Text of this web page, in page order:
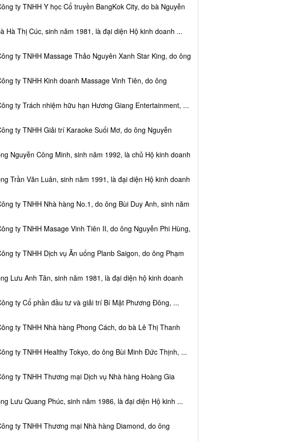
ty TNHH Y học Cổ truyền BangKok City, do bà Nguyễn
Hà Thị Cúc, sinh năm 1981, là đại diện Hộ kinh doanh ...
ty TNHH Massage Thảo Nguyên Xanh Star King, do ông
ty TNHH Kinh doanh Massage Vinh Tiên, do ông
ty Trách nhiệm hữu hạn Hương Giang Entertainment, ...
ty TNHH Giải trí Karaoke Suối Mơ, do ông Nguyễn
Nguyễn Công Minh, sinh năm 1992, là chủ Hộ kinh doanh
Trần Văn Luân, sinh năm 1991, là đại diện Hộ kinh doanh
ty TNHH Nhà hàng No.1, do ông Bùi Duy Anh, sinh năm
ty TNHH Masage Vinh Tiên II, do ông Nguyễn Phi Hùng,
ty TNHH Dịch vụ Ăn uống Planb Saigon, do ông Phạm
Lưu Anh Tân, sinh năm 1981, là đại diện hộ kinh doanh
ty Cổ phần đầu tư và giải trí Bí Mật Phương Đông, ...
ty TNHH Nhà hàng Phong Cách, do bà Lê Thị Thanh
ty TNHH Healthy Tokyo, do ông Bùi Minh Đức Thịnh, ...
ty TNHH Thương mại Dịch vụ Nhà hàng Hoàng Gia
Lưu Quang Phúc, sinh năm 1986, là đại diện Hộ kinh ...
ty TNHH Thương mại Nhà hàng Diamond, do ông